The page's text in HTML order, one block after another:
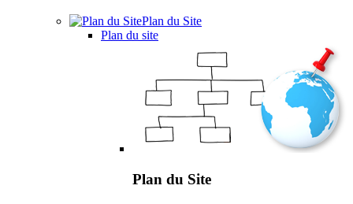
Plan du Site
Plan du site
Plan du Site